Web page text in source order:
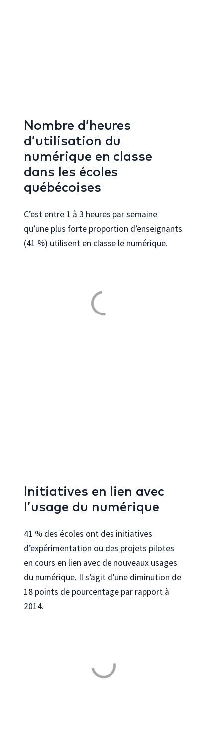
Nombre d’heures
d’utilisation du
numérique en classe
dans les écoles
québécoises
C’est entre 1 à 3 heures par semaine
qu’une plus forte proportion d’enseignants
(41 %) utilisent en classe le numérique.
Initiatives en lien avec
l’usage du numérique
41 % des écoles ont des initiatives
d’expérimentation ou des projets pilotes
en cours en lien avec de nouveaux usages
du numérique. Il s’agit d’une diminution de
18 points de pourcentage par rapport à
2014.